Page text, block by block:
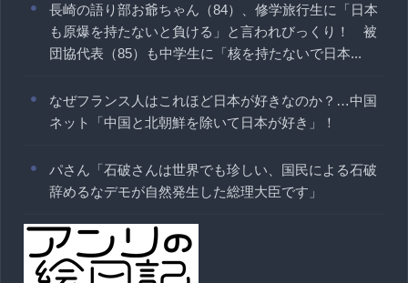
長崎の語り部お爺ちゃん（84）、修学旅行生に「日本
も原爆を持たないと負ける」と言われびっくり！ 被
団協代表（85）も中学生に「核を持たないで日本...
なぜフランス人はこれほど日本が好きなのか？…中国
ネット「中国と北朝鮮を除いて日本が好き」！
パさん「石破さんは世界でも珍しい、国民による石破
辞めるなデモが自然発生した総理大臣です」